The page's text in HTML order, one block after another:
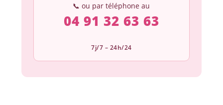
📞 ou par téléphone au
04 91 32 63 63
7j/7 – 24h/24